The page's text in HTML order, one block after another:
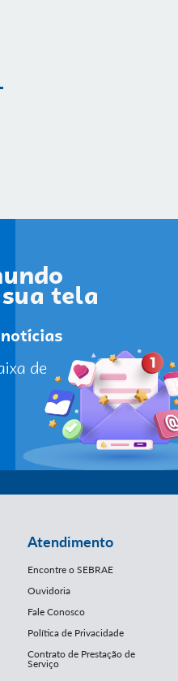
Atendimento
Encontre o SEBRAE
Ouvidoria
Fale Conosco
Política de Privacidade
Contrato de Prestação de
Serviço